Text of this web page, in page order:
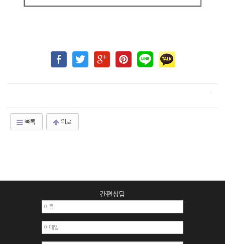
목록 위로
간편상담